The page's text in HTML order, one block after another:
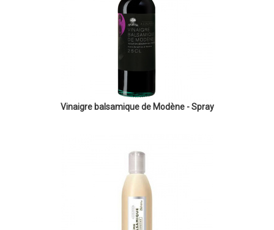
Vinaigre balsamique de Modène - Spray